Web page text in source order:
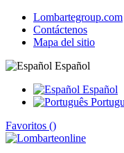
Lombartegroup.com
Contáctenos
Mapa del sitio
Español
Español
Favoritos ()